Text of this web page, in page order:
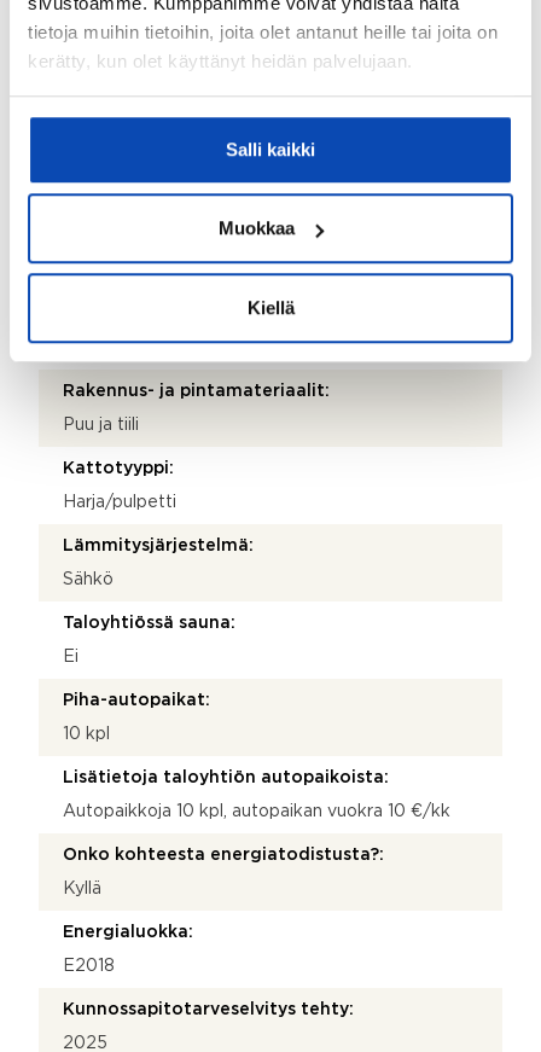
tietoja muihin tietoihin, joita olet antanut heille tai joita on
kerätty, kun olet käyttänyt heidän palvelujaan.
Salli kaikki
Muokkaa
Kiellä
Sähköposti:
mikko.lehtokari@linnavuorenhuolto.fi
406 785 671
Isännöitsijäntodistuksen päivämäärä:
26.05.2026
Valmistumisvuosi:
1987
1987
Rakennus- ja pintamateriaalit:
Puu ja tiili
Kattotyyppi:
Harja/pulpetti
Lämmitysjärjestelmä:
Sähkö
Taloyhtiössä sauna:
Ei
Piha-autopaikat:
10 kpl
Lisätietoja taloyhtiön autopaikoista:
Autopaikkoja 10 kpl, autopaikan vuokra 10 €/kk
Onko kohteesta energiatodistusta?:
Kyllä
Energialuokka:
E2018
Kunnossapitotarveselvitys tehty:
2025